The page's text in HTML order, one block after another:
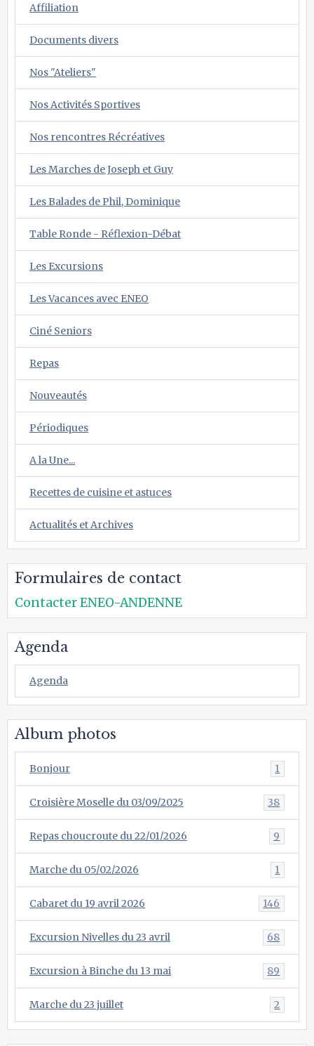
Affiliation
Documents divers
Nos "Ateliers"
Nos Activités Sportives
Nos rencontres Récréatives
Les Marches de Joseph et Guy
Les Balades de Phil, Dominique
Table Ronde - Réflexion-Débat
Les Excursions
Les Vacances avec ENEO
Ciné Seniors
Repas
Nouveautés
Périodiques
A la Une...
Recettes de cuisine et astuces
Actualités et Archives
Formulaires de contact
Contacter ENEO-ANDENNE
Agenda
Agenda
Album photos
Bonjour 1
Croisière Moselle du 03/09/2025 38
Repas choucroute du 22/01/2026 9
Marche du 05/02/2026 1
Cabaret du 19 avril 2026 146
Excursion Nivelles du 23 avril 68
Excursion à Binche du 13 mai 89
Marche du 23 juillet 2